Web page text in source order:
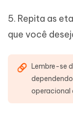
5. Repita as
que você
Lembre-se
operacional